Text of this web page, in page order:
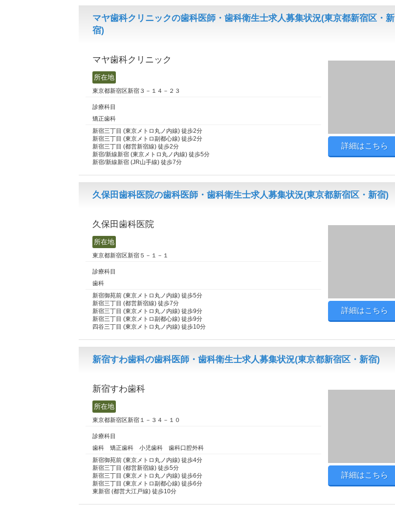
マヤ歯科クリニックの歯科医師・歯科衛生士求人募集状況(東京都新宿区・新
宿)
マヤ歯科クリニック
詳細はこちら
所在地
東京都新宿区新宿３－１４－２３
診療科目
矯正歯科
新宿三丁目 (東京メトロ丸ノ内線) 徒歩2分
新宿三丁目 (東京メトロ副都心線) 徒歩2分
新宿三丁目 (都営新宿線) 徒歩2分
新宿/新線新宿 (東京メトロ丸ノ内線) 徒歩5分
新宿/新線新宿 (JR山手線) 徒歩7分
久保田歯科医院の歯科医師・歯科衛生士求人募集状況(東京都新宿区・新宿)
久保田歯科医院
詳細はこちら
所在地
東京都新宿区新宿５－１－１
診療科目
歯科
新宿御苑前 (東京メトロ丸ノ内線) 徒歩5分
新宿三丁目 (都営新宿線) 徒歩7分
新宿三丁目 (東京メトロ丸ノ内線) 徒歩9分
新宿三丁目 (東京メトロ副都心線) 徒歩9分
四谷三丁目 (東京メトロ丸ノ内線) 徒歩10分
新宿すわ歯科の歯科医師・歯科衛生士求人募集状況(東京都新宿区・新宿)
新宿すわ歯科
詳細はこちら
所在地
東京都新宿区新宿１－３４－１０
診療科目
歯科 矯正歯科 小児歯科 歯科口腔外科
新宿御苑前 (東京メトロ丸ノ内線) 徒歩4分
新宿三丁目 (都営新宿線) 徒歩5分
新宿三丁目 (東京メトロ丸ノ内線) 徒歩6分
新宿三丁目 (東京メトロ副都心線) 徒歩6分
東新宿 (都営大江戸線) 徒歩10分